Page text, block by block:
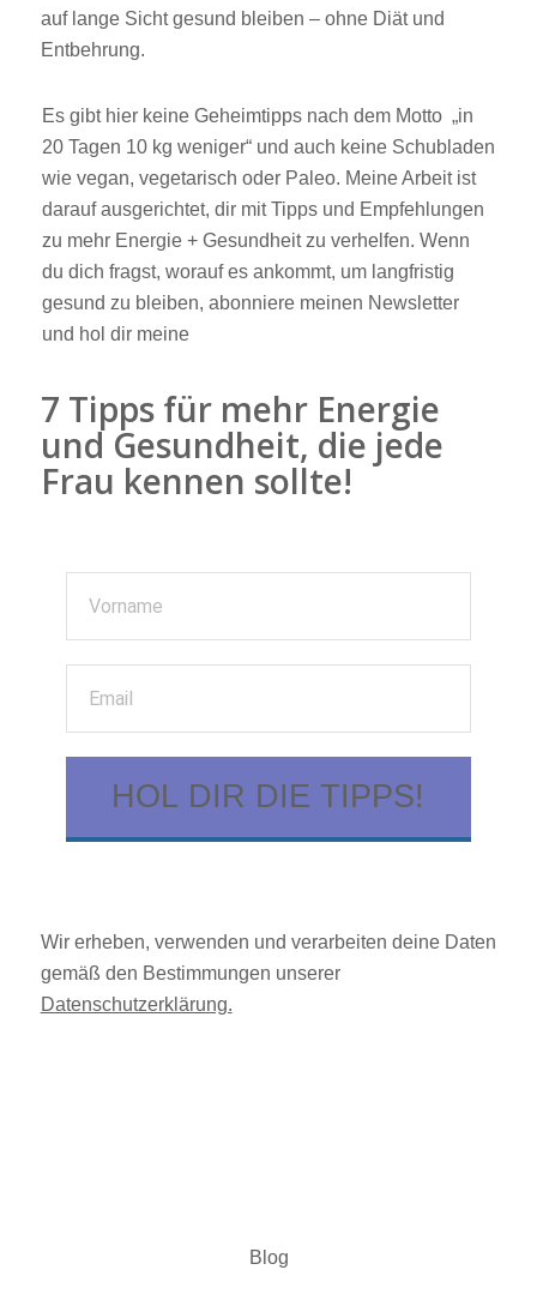
auf lange Sicht gesund bleiben – ohne Diät und
Entbehrung.
Es gibt hier keine Geheimtipps nach dem Motto „in
20 Tagen 10 kg weniger“ und auch keine Schubladen
wie vegan, vegetarisch oder Paleo. Meine Arbeit ist
darauf ausgerichtet, dir mit Tipps und Empfehlungen
zu mehr Energie + Gesundheit zu verhelfen. Wenn
du dich fragst, worauf es ankommt, um langfristig
gesund zu bleiben, abonniere meinen Newsletter
und hol dir meine
7 Tipps für mehr Energie
und Gesundheit, die jede
Frau kennen sollte!
HOL DIR DIE TIPPS!
Wir erheben, verwenden und verarbeiten deine Daten
gemäß den Bestimmungen unserer
Datenschutzerklärung.
Blog